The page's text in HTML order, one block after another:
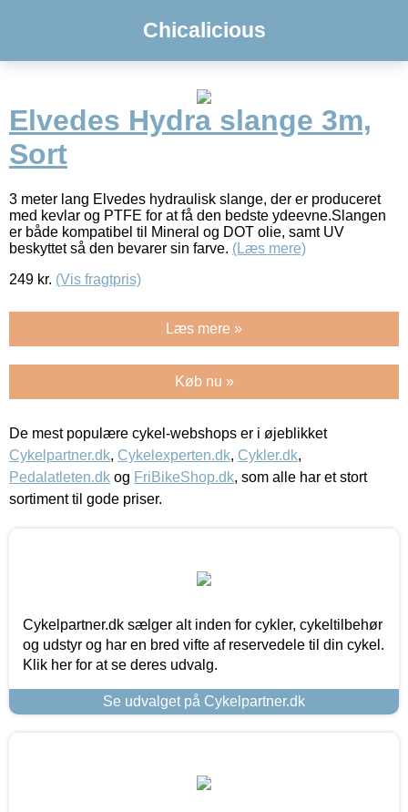
Chicalicious
Elvedes Hydra slange 3m,
Sort
3 meter lang Elvedes hydraulisk slange, der er produceret
med kevlar og PTFE for at få den bedste ydeevne.Slangen
er både kompatibel til Mineral og DOT olie, samt UV
beskyttet så den bevarer sin farve. (Læs mere)
249 kr. (Vis fragtpris)
Læs mere »
Køb nu »
De mest populære cykel-webshops er i øjeblikket
Cykelpartner.dk, Cykelexperten.dk, Cykler.dk,
Pedalatleten.dk og FriBikeShop.dk, som alle har et stort
sortiment til gode priser.
Cykelpartner.dk sælger alt inden for cykler, cykeltilbehør
og udstyr og har en bred vifte af reservedele til din cykel.
Klik her for at se deres udvalg.
Se udvalget på Cykelpartner.dk